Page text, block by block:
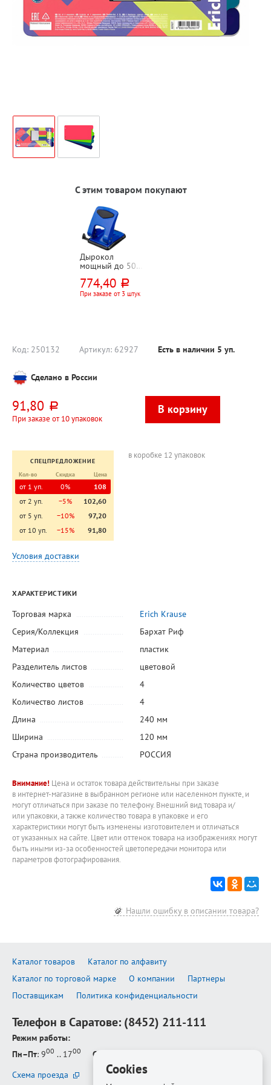
С этим товаром покупают
Дырокол
мощный до 50л,
синий, 2
отверстия, с
774,40 руб.
При заказе от 3 штук
Код: 250132 Артикул: 62927 Есть в наличии 5 уп.
Сделано в России
91,80 руб.
При заказе от 10 упаковок
СПЕЦПРЕДЛОЖЕНИЕ
Кол-во
Скидка Цена
от 1 уп. 0%
108
от 2 уп.
−5%
102,60
от 5 уп.
−10%
97,20
от 10 уп.
−15% 91,80
в коробке 12 упаковок
Условия доставки
ХАРАКТЕРИСТИКИ
Торговая марка
Erich Krause
Серия/Коллекция
Бархат Риф
Материал
пластик
Разделитель листов
цветовой
Количество цветов
4
Количество листов
4
Длина
240 мм
Ширина
120 мм
Страна производитель
РОССИЯ
Внимание! Цена и остаток товара действительны при заказе
в интернет-магазине в выбранном регионе или населенном пункте, и
могут отличаться при заказе по телефону. Внешний вид товара и/
или упаковки, а также количество товара в упаковке и его
характеристики могут быть изменены изготовителем и отличаться
от указанных на сайте. Цвет или оттенок товара на изображениях могут
быть иными из-за особенностей цветопередачи монитора или
параметров фотографирования.
Нашли ошибку в описании товара?
Каталог товаров
Каталог по алфавиту
Каталог по торговой марке
О компании
Партнеры
Поставщикам
Политика конфиденциальности
Телефон в Саратове: (8452) 211-111
Режим работы:
Пн–Пт: 900 .. 1700 Сб–Вс
Схема проезда
Cookies